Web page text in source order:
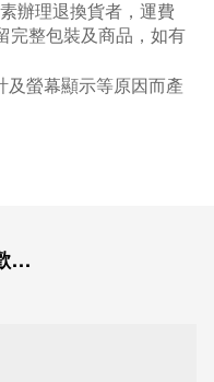
辦理退換貨者，運費
完整包裝及商品，如有
及螢幕顯示等原因而產
...